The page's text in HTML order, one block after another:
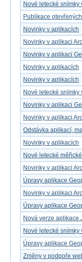
Nové letecké snímky
Publikace
Novinky v aplikacích
Novinky v aplikaci
Novinky v aplikaci
Novinky v aplikacích
Novinky v aplikacích
Nové letecké snímky
Novinky v aplikaci
Novinky v aplikaci
Odstávka aplikací,
Novinky v aplikacích
Nové letecké
Novinky v aplikaci
Úpravy aplikace
Novinky v aplikaci
Úpravy aplikace
Nová verze aplikace
Nové letecké snímky
Úpravy aplikace
Změny v podpoře